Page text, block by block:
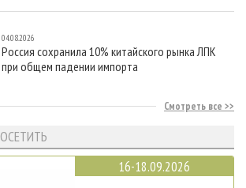
04.08.2026
Россия сохранила 10% китайского рынка ЛПК
при общем падении импорта
Смотреть все
16-18.09.2026